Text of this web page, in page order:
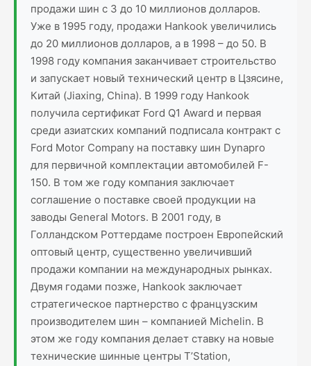
продажи шин с 3 до 10 миллионов долларов.
Уже в 1995 году, продажи Hankook увеличились
до 20 миллионов долларов, а в 1998 – до 50. В
1998 году компания заканчивает строительство
и запускает новый технический центр в Цзясине,
Китай (Jiaxing, China). В 1999 году Hankook
получила сертификат Ford Q1 Award и первая
среди азиатских компаний подписала контракт с
Ford Motor Company на поставку шин Dynapro
для первичной комплектации автомобилей F-
150. В том же году компания заключает
соглашение о поставке своей продукции на
заводы General Motors. В 2001 году, в
Голландском Роттердаме построен Европейский
оптовый центр, существенно увеличивший
продажи компании на международных рынках.
Двумя годами позже, Hankook заключает
стратегическое партнерство с французским
производителем шин – компанией Michelin. В
этом же году компания делает ставку на новые
технические шинные центры T’Station,